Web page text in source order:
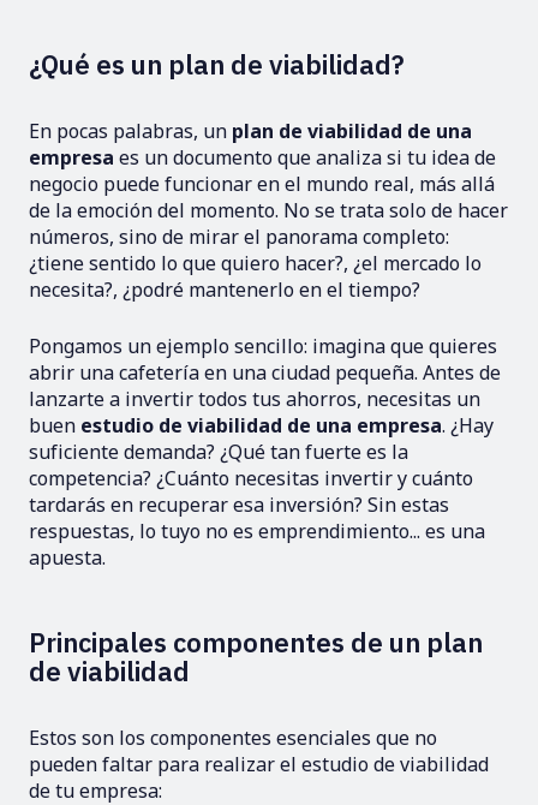
¿Qué es un plan de viabilidad?
En pocas palabras, un plan de viabilidad de una
empresa es un documento que analiza si tu idea de
negocio puede funcionar en el mundo real, más allá
de la emoción del momento. No se trata solo de hacer
números, sino de mirar el panorama completo:
¿tiene sentido lo que quiero hacer?, ¿el mercado lo
necesita?, ¿podré mantenerlo en el tiempo?
Pongamos un ejemplo sencillo: imagina que quieres
abrir una cafetería en una ciudad pequeña. Antes de
lanzarte a invertir todos tus ahorros, necesitas un
buen estudio de viabilidad de una empresa. ¿Hay
suficiente demanda? ¿Qué tan fuerte es la
competencia? ¿Cuánto necesitas invertir y cuánto
tardarás en recuperar esa inversión? Sin estas
respuestas, lo tuyo no es emprendimiento... es una
apuesta.
Principales componentes de un plan
de viabilidad
Estos son los componentes esenciales que no
pueden faltar para realizar el estudio de viabilidad
de tu empresa: